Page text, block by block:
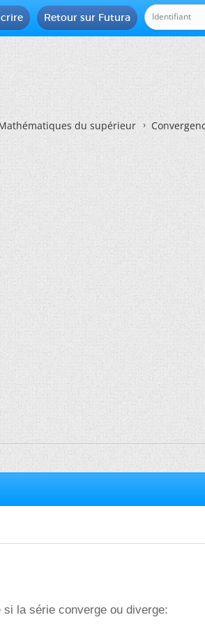
Retour sur Futura
du supérieur
la série converge ou diverge: